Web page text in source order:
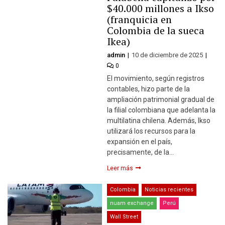
$40.000 millones a Ikso
(franquicia en
Colombia de la sueca
Ikea)
admin 10 de diciembre de 2025
0
El movimiento, según registros
contables, hizo parte de la
ampliación patrimonial gradual de
la filial colombiana que adelanta la
multilatina chilena. Además, Ikso
utilizará los recursos para la
expansión en el país,
precisamente, de la…
Leer más
Colombia Noticias recientes
nuam exchange Perú
Wall Street